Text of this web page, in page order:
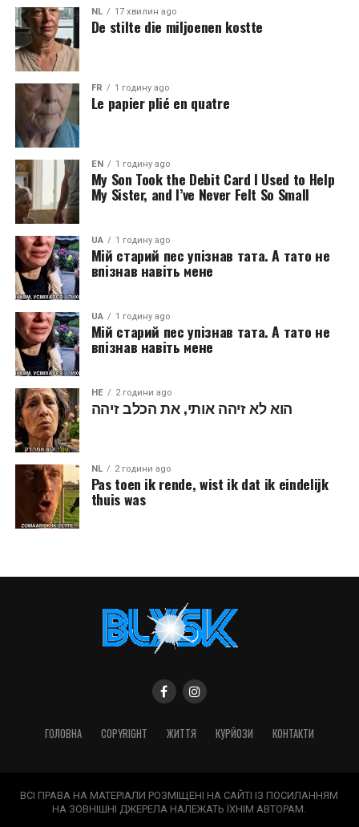
NL 17 хвилин ago
De stilte die miljoenen kostte
FR 1 годину ago
Le papier plié en quatre
EN 1 годину ago
My Son Took the Debit Card I Used to Help
My Sister, and I’ve Never Felt So Small
UA 1 годину ago
Мій старий пес упізнав тата. А тато не
впізнав навіть мене
UA 1 годину ago
Мій старий пес упізнав тата. А тато не
впізнав навіть мене
HE 2 години ago
הוא לא זיהה אותי, את הכלב זיהה
NL 2 години ago
Pas toen ik rende, wist ik dat ik eindelijk
thuis was
ГОЛОВНА COPYRIGHT ЖИТТЯ КУРЙОЗИ КОНТАКТИ
ВСІ ПРАВА НА МАТЕРІАЛИ РОЗМІЩЕНІ НА САЙТІ ІЗ ПОСИЛАННЯМ
НА ЗОВНІШНІ ДЖЕРЕЛА НАЛЕЖАТЬ ЇХНІМ АВТОРАМ.